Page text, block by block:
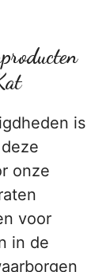
is
onze
voor
in de